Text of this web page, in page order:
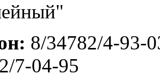
8/34782/4-93-
7-04-95